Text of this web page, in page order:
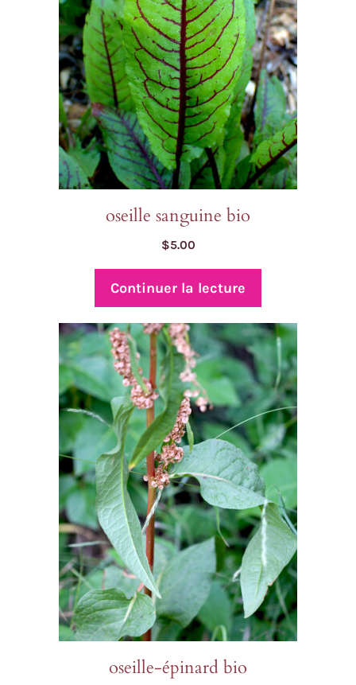
oseille sanguine bio
$5.00
Continuer la lecture
oseille-épinard bio